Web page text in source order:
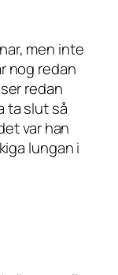
men inte
nog redan
redan
ta slut så
var han
lungan i